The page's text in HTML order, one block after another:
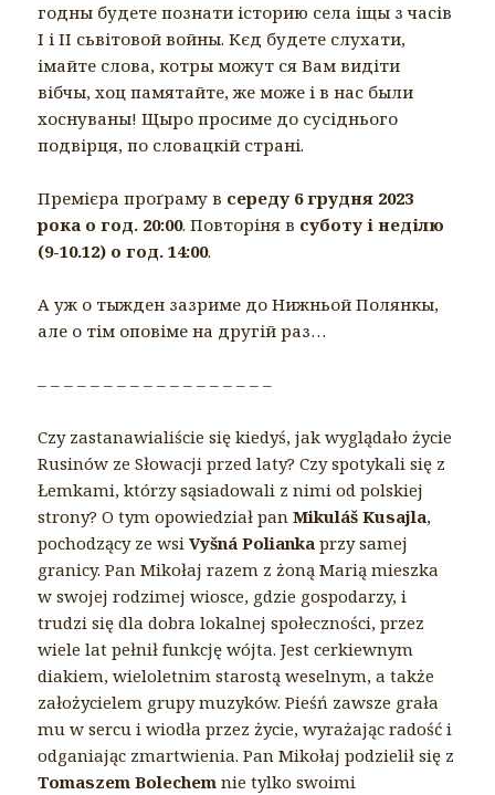
годны будете познати історию села іщы з часів
І і ІІ сьвітовой войны. Кєд будете слухати,
імайте слова, котры можут ся Вам видіти
вібчы, хоц памятайте, же може і в нас были
хоснуваны! Щыро просиме до сусіднього
подвірця, по словацкій страні.
Премієра проґраму в середу 6 грудня 2023
рока о год. 20:00. Повторіня в суботу і неділю
(9-10.12) о год. 14:00.
А уж о тыжден зазриме до Нижньой Полянкы,
але о тім оповіме на другій раз…
– – – – – – – – – – – – – – – – – –
Czy zastanawialiście się kiedyś, jak wyglądało życie
Rusinów ze Słowacji przed laty? Czy spotykali się z
Łemkami, którzy sąsiadowali z nimi od polskiej
strony? O tym opowiedział panMikuláš Kusajla,
pochodzący ze wsiVyšná Polianka przy samej
granicy. Pan Mikołaj razem z żoną Marią mieszka
w swojej rodzimej wiosce, gdzie gospodarzy, i
trudzi się dla dobra lokalnej społeczności, przez
wiele lat pełnił funkcję wójta. Jest cerkiewnym
diakiem, wieloletnim starostą weselnym, a także
założycielem grupy muzyków. Pieśń zawsze grała
mu w sercu i wiodła przez życie, wyrażając radość i
odganiając zmartwienia. Pan Mikołaj podzielił się z
Tomaszem Bolechem nie tylko swoimi